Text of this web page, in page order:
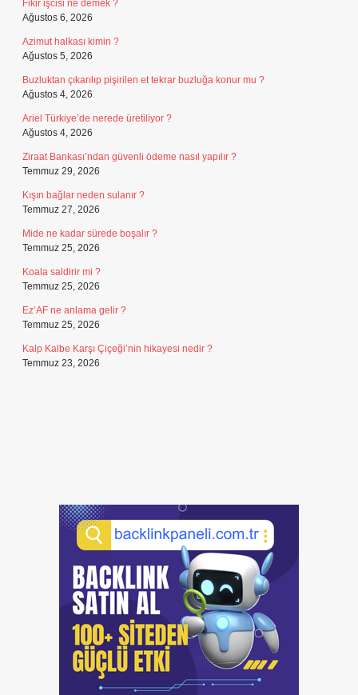
Fikir işcisi ne demek ?
Ağustos 6, 2026
Azimut halkası kimin ?
Ağustos 5, 2026
Buzluktan çıkarılıp pişirilen et tekrar buzluğa konur mu ?
Ağustos 4, 2026
Ariel Türkiye’de nerede üretiliyor ?
Ağustos 4, 2026
Ziraat Bankası’ndan güvenli ödeme nasıl yapılır ?
Temmuz 29, 2026
Kışın bağlar neden sulanır ?
Temmuz 27, 2026
Mide ne kadar sürede boşalır ?
Temmuz 25, 2026
Koala saldirir mi ?
Temmuz 25, 2026
Ez’AF ne anlama gelir ?
Temmuz 25, 2026
Kalp Kalbe Karşı Çiçeği’nin hikayesi nedir ?
Temmuz 23, 2026